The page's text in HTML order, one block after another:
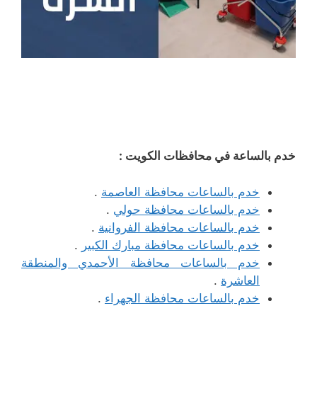
خدم بالساعة في محافظات الكويت :
خدم بالساعات محافظة العاصمة .
خدم بالساعات محافظة حولي .
خدم بالساعات محافظة الفروانية .
خدم بالساعات محافظة مبارك الكبير .
خدم بالساعات محافظة الأحمدي والمنطقة
العاشرة .
خدم بالساعات محافظة الجهراء .